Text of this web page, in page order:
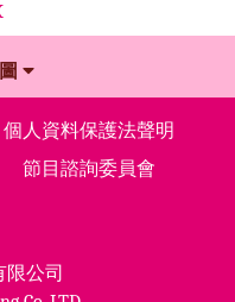
個人資料保護法聲明
節目諮詢委員會
公司